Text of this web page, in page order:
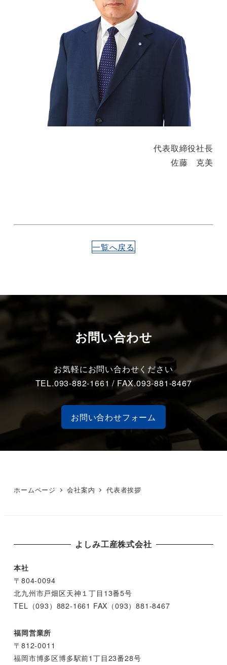
代表取締役社長
佐藤 克美
一覧へ戻る
お問い合わせ
お気軽にお問い合わせください
TEL.093-882-1661 / FAX.093-881-8467
お問い合わせフォーム
ホームページ 会社案内 代表者挨拶
よしみ工産株式会社
本社
〒804-0094
北九州市戸畑区天神１丁目13番5号
TEL（093）882-1661 FAX（093）881-8467
福岡営業所
〒812-0011
福岡市博多区博多駅前1丁目23番28号